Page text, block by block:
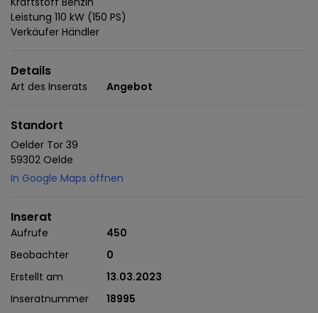
Leistung 110 kW (150 PS)
Verkäufer Händler
Details
Art des Inserats Angebot
Standort
Oelder Tor 39
59302 Oelde
In Google Maps öffnen
Inserat
Aufrufe
450
Beobachter
0
Erstellt am
13.03.2023
Inseratnummer
18995